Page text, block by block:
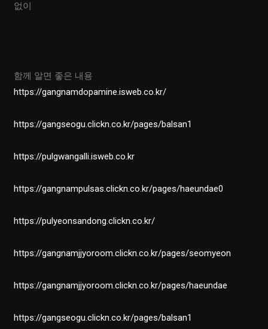
없이
함께 알면 좋은 내용
https://gangnamdopamine.isweb.co.kr/
https://gangseogu.clickn.co.kr/pages/balsan1
https://pulgwangalli.isweb.co.kr
https://gangnampulsas.clickn.co.kr/pages/haeundae0
https://pulyeonsandong.clickn.co.kr/
https://gangnamjjyoroom.clickn.co.kr/pages/seomyeon
https://gangnamjjyoroom.clickn.co.kr/pages/haeundae
https://gangseogu.clickn.co.kr/pages/balsan1